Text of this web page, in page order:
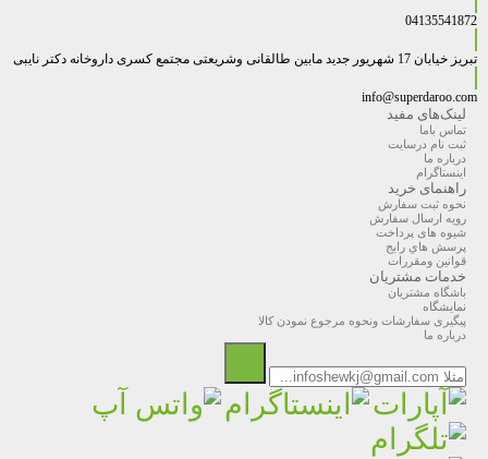
04135541872
تبریز خیابان 17 شهریور جدید مابین طالقانی وشریعتی مجتمع کسری داروخانه دکتر نایبی
info@superdaroo.com
لینک‌های مفید
تماس باما
ثبت نام درسایت
درباره ما
اینستاگرام
راهنمای خرید
نحوه ثبت سفارش
رویه ارسال سفارش
شیوه های پرداخت
پرسش هاي رايج
قوانین ومقررات
خدمات مشتریان
باشگاه مشتریان
نمایشگاه
پیگیری سفارشات ونحوه مرجوع نمودن کالا
درباره ما